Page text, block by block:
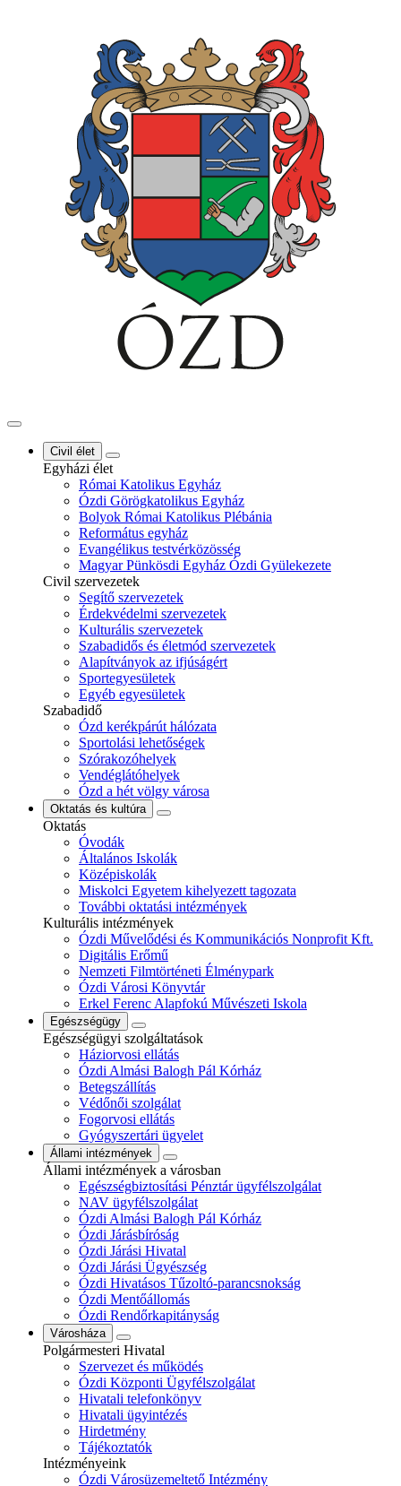
Civil élet
Egyházi élet
Római Katolikus Egyház
Ózdi Görögkatolikus Egyház
Bolyok Római Katolikus Plébánia
Református egyház
Evangélikus testvérközösség
Magyar Pünkösdi Egyház Ózdi Gyülekezete
Civil szervezetek
Segítő szervezetek
Érdekvédelmi szervezetek
Kulturális szervezetek
Szabadidős és életmód szervezetek
Alapítványok az ifjúságért
Sportegyesületek
Egyéb egyesületek
Szabadidő
Ózd kerékpárút hálózata
Sportolási lehetőségek
Szórakozóhelyek
Vendéglátóhelyek
Ózd a hét völgy városa
Oktatás és kultúra
Oktatás
Óvodák
Általános Iskolák
Középiskolák
Miskolci Egyetem kihelyezett tagozata
További oktatási intézmények
Kulturális intézmények
Ózdi Művelődési és Kommunikációs Nonprofit Kft.
Digitális Erőmű
Nemzeti Filmtörténeti Élménypark
Ózdi Városi Könyvtár
Erkel Ferenc Alapfokú Művészeti Iskola
Egészségügy
Egészségügyi szolgáltatások
Háziorvosi ellátás
Ózdi Almási Balogh Pál Kórház
Betegszállítás
Védőnői szolgálat
Fogorvosi ellátás
Gyógyszertári ügyelet
Állami intézmények
Állami intézmények a városban
Egészségbiztosítási Pénztár ügyfélszolgálat
NAV ügyfélszolgálat
Ózdi Almási Balogh Pál Kórház
Ózdi Járásbíróság
Ózdi Járási Hivatal
Ózdi Járási Ügyészség
Ózdi Hivatásos Tűzoltó-parancsnokság
Ózdi Mentőállomás
Ózdi Rendőrkapitányság
Városháza
Polgármesteri Hivatal
Szervezet és működés
Ózdi Központi Ügyfélszolgálat
Hivatali telefonkönyv
Hivatali ügyintézés
Hirdetmény
Tájékoztatók
Intézményeink
Ózdi Városüzemeltető Intézmény